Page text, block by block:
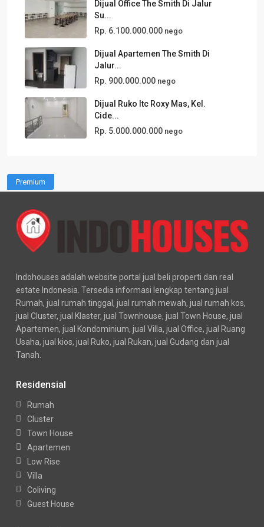
Dijual Office The Smith Di Jalur
Su...
Rp. 6.100.000.000 nego
Dijual Apartemen The Smith Di
Jalur...
Rp. 900.000.000 nego
Dijual Ruko Itc Roxy Mas, Kel.
Cide...
Rp. 5.000.000.000 nego
Premium
Indohouses adalah website portal jual beli properti dan real
estate Indonesia. Tersedia informasi lengkap tentang jual
Rumah, jual rumah tinggal, jual rumah mewah, jual rumah kos,
jual Cluster, jual Klaster, jual Townhouse, jual Town House, jual
Apartemen, jual Kondominium, jual Villa, jual Office, jual Ruang
Usaha, jual kios, jual Ruko, jual Rukan, jual Gudang dan jual
Tanah.
Residensial
Rumah
Cluster
Town House
Apartemen
Low Rise
Villa
Coliving
Guest House